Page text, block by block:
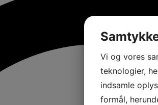
Vi og vores
teknologier,
indsamle
formål,